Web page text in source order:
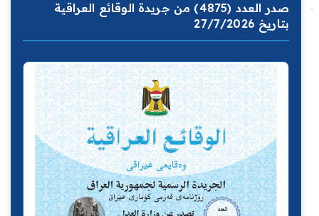
صدر العدد (4875) من جريدة الوقائع العراقية
بتاريخ 27/7/2026